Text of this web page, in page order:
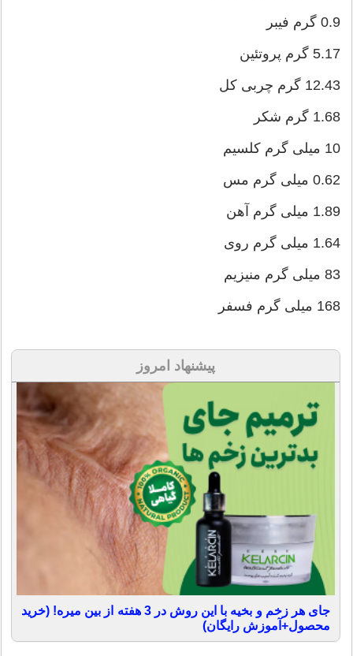
0.9 گرم فیبر
5.17 گرم پروتئین
12.43 گرم چربی کل
1.68 گرم شکر
10 میلی گرم کلسیم
0.62 میلی گرم مس
1.89 میلی گرم آهن
1.64 میلی گرم روی
83 میلی گرم منیزیم
168 میلی گرم فسفر
پیشنهاد امروز
جای هر زخم و بخیه با این روش در 3 هفته از بین میره! (خرید
محصول+آموزش رایگان)